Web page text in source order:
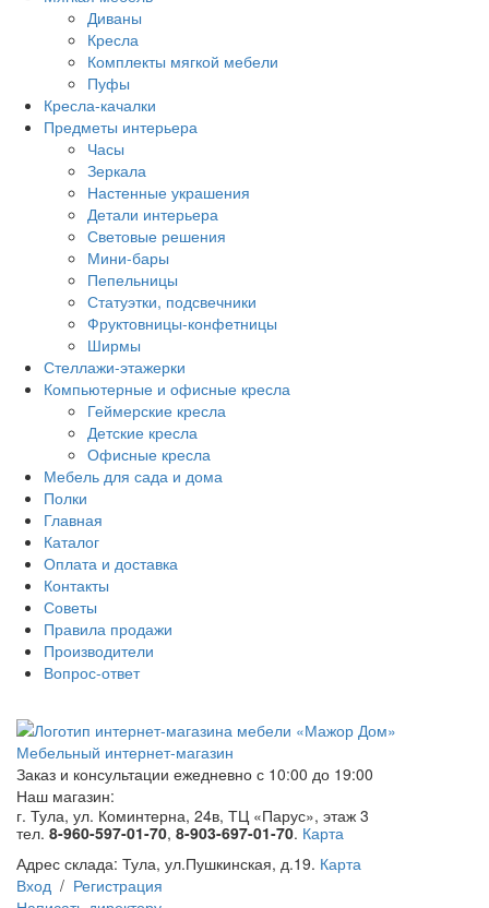
Диваны
Кресла
Комплекты мягкой мебели
Пуфы
Кресла-качалки
Предметы интерьера
Часы
Зеркала
Настенные украшения
Детали интерьера
Световые решения
Мини-бары
Пепельницы
Статуэтки, подсвечники
Фруктовницы-конфетницы
Ширмы
Стеллажи-этажерки
Компьютерные и офисные кресла
Геймерские кресла
Детские кресла
Офисные кресла
Мебель для сада и дома
Полки
Главная
Каталог
Оплата и доставка
Контакты
Советы
Правила продажи
Производители
Вопрос-ответ
Мебельный интернет-магазин
Заказ и консультации ежедневно с 10:00 до 19:00
Наш магазин:
г. Тула, ул. Коминтерна, 24в, ТЦ «Парус», этаж 3
тел. 8-960-597-01-70, 8-903-697-01-70. Карта
Адрес склада: Тула, ул.Пушкинская, д.19. Карта
Вход / Регистрация